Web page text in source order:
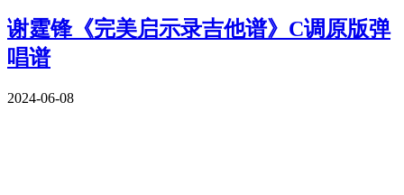
谢霆锋《完美启示录吉他谱》C调原版弹
唱谱
2024-06-08